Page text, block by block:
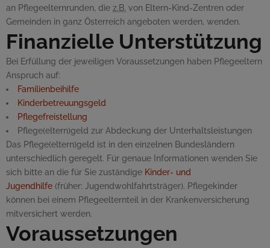
an Pflegeelternrunden, die z.B. von Eltern-Kind-Zentren oder
Gemeinden in ganz Österreich angeboten werden, wenden.
Finanzielle Unterstützung
Bei Erfüllung der jeweiligen Voraussetzungen haben Pflegeeltern
Anspruch auf:
Familienbeihilfe
Kinderbetreuungsgeld
Pflegefreistellung
Pflege(eltern)geld zur Abdeckung der Unterhaltsleistungen
Das Pflege(eltern)geld ist in den einzelnen Bundesländern
unterschiedlich geregelt. Für genaue Informationen wenden Sie
sich bitte an die für Sie zuständige Kinder- und
Jugendhilfe (früher: Jugendwohlfahrtsträger). Pflegekinder
können bei einem Pflegeelternteil in der Krankenversicherung
mitversichert werden.
Voraussetzungen